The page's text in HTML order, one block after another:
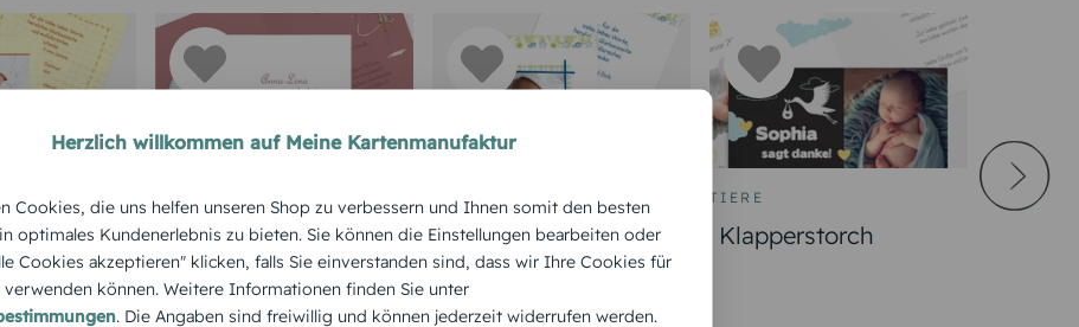
TIERE
Mäuschen
TIERE
Smart
TIERE
Klapperstorch
Herzlich willkommen auf Meine Kartenmanufaktur
Cookies, die uns helfen unseren Shop zu verbessern und Ihnen somit den besten
optimales Kundenerlebnis zu bieten. Sie können die Einstellungen bearbeiten oder
Cookies akzeptieren" klicken, falls Sie einverstanden sind, dass wir Ihre Cookies für
können. Weitere Informationen finden Sie unter
. Die Angaben sind freiwillig und können jederzeit widerrufen werden.